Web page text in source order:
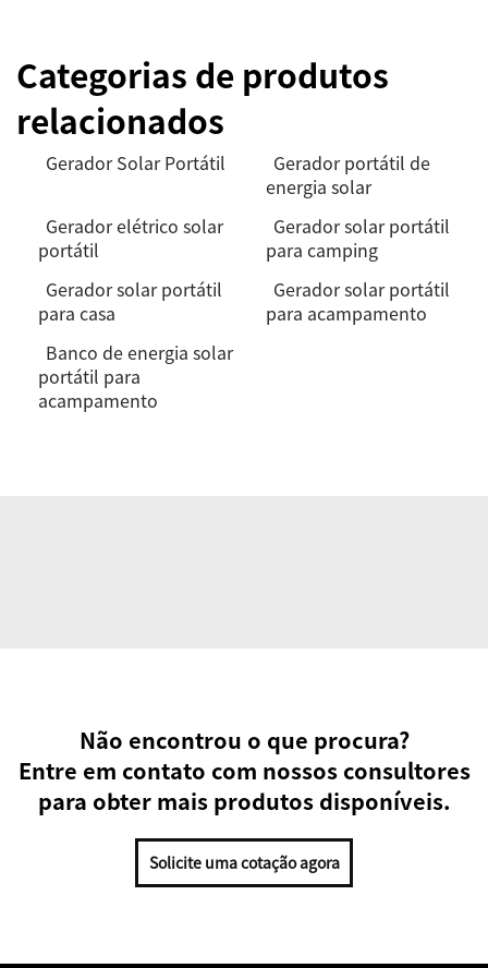
Categorias de produtos
relacionados
Gerador Solar Portátil
Gerador portátil de
energia solar
Gerador elétrico solar
portátil
Gerador solar portátil
para camping
Gerador solar portátil
para casa
Gerador solar portátil
para acampamento
Banco de energia solar
portátil para
acampamento
Não encontrou o que procura?
Entre em contato com nossos consultores
para obter mais produtos disponíveis.
Solicite uma cotação agora